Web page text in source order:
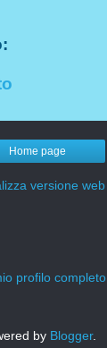
Home page
versione web
profilo completo
by Blogger.